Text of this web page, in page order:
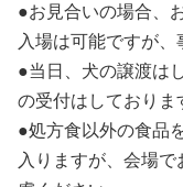
●お見合いの場合、
入場は可能ですが、
●当日、犬の譲渡は
の受付はしておりま
●処方食以外の食品
入りますが、会場